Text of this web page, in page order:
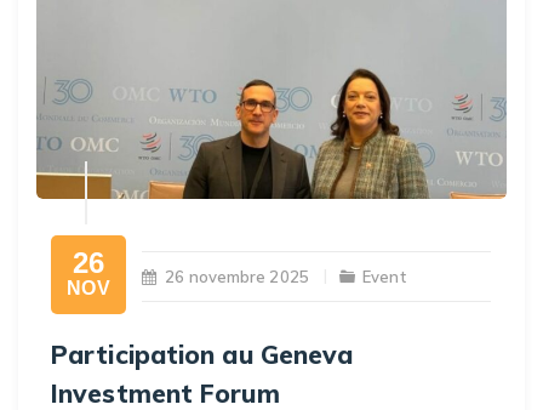
26
NOV
26 novembre 2025 Event
Participation au Geneva
Investment Forum